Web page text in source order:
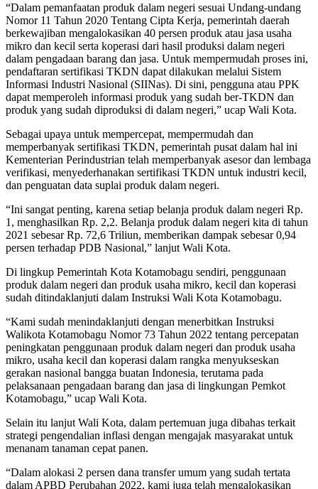
“Dalam pemanfaatan produk dalam negeri sesuai Undang-undang
Nomor 11 Tahun 2020 Tentang Cipta Kerja, pemerintah daerah
berkewajiban mengalokasikan 40 persen produk atau jasa usaha
mikro dan kecil serta koperasi dari hasil produksi dalam negeri
dalam pengadaan barang dan jasa. Untuk mempermudah proses ini,
pendaftaran sertifikasi TKDN dapat dilakukan melalui Sistem
Informasi Industri Nasional (SIINas). Di sini, pengguna atau PPK
dapat memperoleh informasi produk yang sudah ber-TKDN dan
produk yang sudah diproduksi di dalam negeri,” ucap Wali Kota.
Sebagai upaya untuk mempercepat, mempermudah dan
memperbanyak sertifikasi TKDN, pemerintah pusat dalam hal ini
Kementerian Perindustrian telah memperbanyak asesor dan lembaga
verifikasi, menyederhanakan sertifikasi TKDN untuk industri kecil,
dan penguatan data suplai produk dalam negeri.
“Ini sangat penting, karena setiap belanja produk dalam negeri Rp.
1, menghasilkan Rp. 2,2. Belanja produk dalam negeri kita di tahun
2021 sebesar Rp. 72,6 Triliun, memberikan dampak sebesar 0,94
persen terhadap PDB Nasional,” lanjut Wali Kota.
Di lingkup Pemerintah Kota Kotamobagu sendiri, penggunaan
produk dalam negeri dan produk usaha mikro, kecil dan koperasi
sudah ditindaklanjuti dalam Instruksi Wali Kota Kotamobagu.
“Kami sudah menindaklanjuti dengan menerbitkan Instruksi
Walikota Kotamobagu Nomor 73 Tahun 2022 tentang percepatan
peningkatan penggunaan produk dalam negeri dan produk usaha
mikro, usaha kecil dan koperasi dalam rangka menyukseskan
gerakan nasional bangga buatan Indonesia, terutama pada
pelaksanaan pengadaan barang dan jasa di lingkungan Pemkot
Kotamobagu,” ucap Wali Kota.
Selain itu lanjut Wali Kota, dalam pertemuan juga dibahas terkait
strategi pengendalian inflasi dengan mengajak masyarakat untuk
menanam tanaman cepat panen.
“Dalam alokasi 2 persen dana transfer umum yang sudah tertata
dalam APBD Perubahan 2022, kami juga telah mengalokasikan